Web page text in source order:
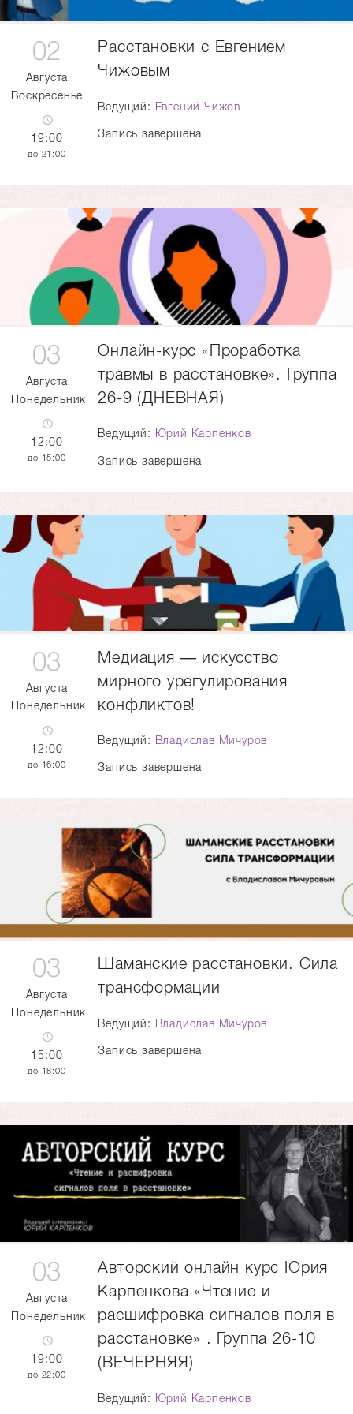
02
Августа
Воскресенье
19:00
21:00
Расстановки с Евгением
Чижовым
Ведущий: Евгений Чижов
Запись завершена
03
Августа
Понедельник
12:00
15:00
Онлайн-курс «Проработка
травмы в расстановке». Группа
26-9 (ДНЕВНАЯ)
Ведущий: Юрий Карпенков
Запись завершена
03
Августа
Понедельник
12:00
16:00
Медиация — искусство
мирного урегулирования
конфликтов!
Ведущий: Владислав Мичуров
Запись завершена
03
Августа
Понедельник
15:00
18:00
Шаманские расстановки. Сила
трансформации
Ведущий: Владислав Мичуров
Запись завершена
03
Августа
Понедельник
19:00
22:00
Авторский онлайн курс Юрия
Карпенкова «Чтение и
расшифровка сигналов поля в
расстановке» . Группа 26-10
(ВЕЧЕРНЯЯ)
Ведущий: Юрий Карпенков